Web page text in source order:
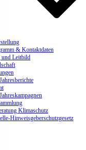
& Kontaktdaten
und Leitbild
Klimaschutz
Hinweisgeberschutzgesetz